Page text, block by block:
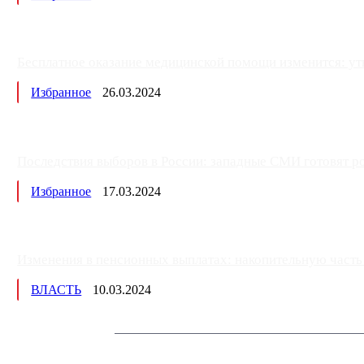
Избранное 26.03.2024
Избранное 17.03.2024
ВЛАСТЬ 10.03.2024